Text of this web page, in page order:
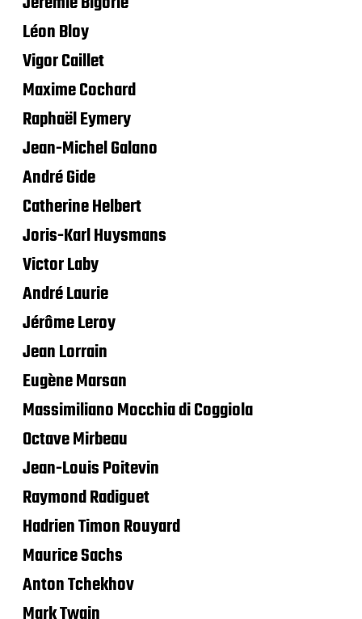
Léon Bloy
Vigor Caillet
Maxime Cochard
Raphaël Eymery
Jean-Michel Galano
André Gide
Catherine Helbert
Joris-Karl Huysmans
Victor Laby
André Laurie
Jérôme Leroy
Jean Lorrain
Eugène Marsan
Massimiliano Mocchia di Coggiola
Octave Mirbeau
Jean-Louis Poitevin
Raymond Radiguet
Hadrien Timon Rouyard
Maurice Sachs
Anton Tchekhov